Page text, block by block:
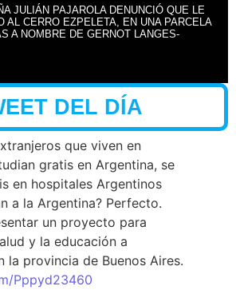
JULIÁN PAJAROLA DENUNCIÓ QUE LE
AL CERRO EZPELETA, EN UNA PARCELA
A NOMBRE DE GERNOT LANGES-
DEL DÍA
que viven en
gratis en Argentina, se
en hospitales Argentinos
a la Argentina? Perfecto.
un proyecto para
y la educación a
la provincia de Buenos Aires.
Pppyd23460